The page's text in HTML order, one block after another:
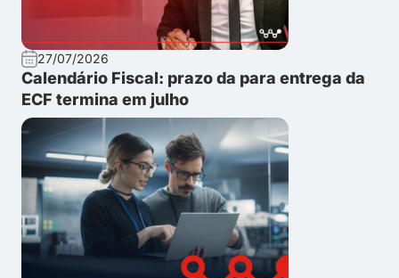
27/07/2026
Calendário Fiscal: prazo da para entrega da
ECF termina em julho